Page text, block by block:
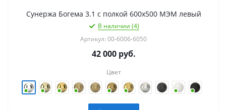
Сунержа Богема 3.1 с полкой 600х500 МЭМ левый
В наличии (4)
Артикул: 00-6006-6050
42 000руб.
Цвет